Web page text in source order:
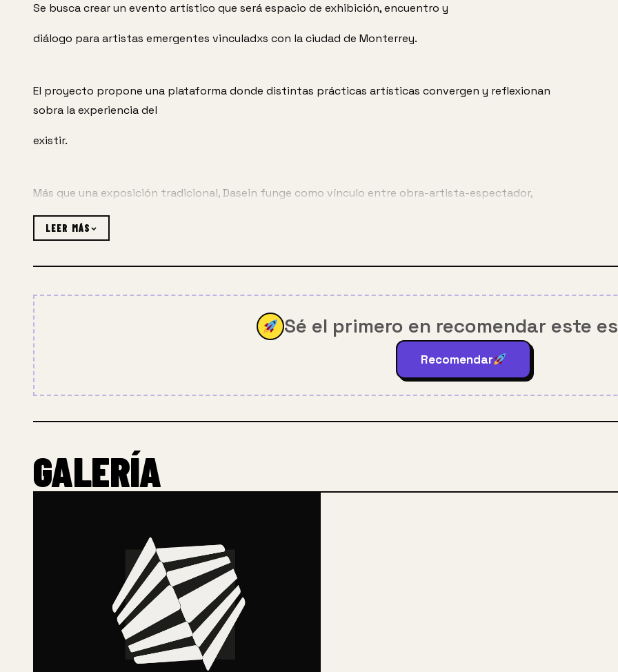
Se busca crear un evento artístico que será espacio de exhibición, encuentro y
diálogo para artistas emergentes vinculadxs con la ciudad de Monterrey.
El proyecto propone una plataforma donde distintas prácticas artísticas convergen y reflexionan
sobra la experiencia del
existir.
Más que una exposición tradicional, Dasein funge como vínculo entre obra-artista-espectador,
generando una red de contactos
entre la escena local y oportunidades profesionales.
La Primera edición se llevará a cabo el próximo sábado 30 de Mayo.
LEER MÁS
Sé el primero en recomendar este
Recomendar
GALERÍA